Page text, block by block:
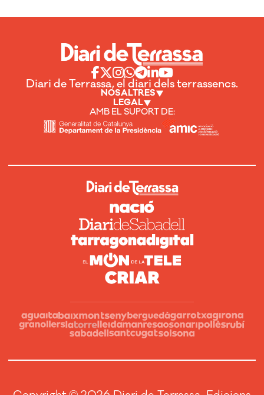
Diari de Terrassa, el diari dels terrassencs.
NOSALTRES
LEGAL
AMB EL SUPORT DE: